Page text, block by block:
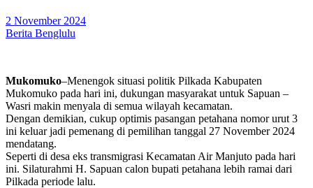
2 November 2024
Berita Benglulu
Mukomuko–Menengok situasi politik Pilkada Kabupaten
Mukomuko pada hari ini, dukungan masyarakat untuk Sapuan –
Wasri makin menyala di semua wilayah kecamatan.
Dengan demikian, cukup optimis pasangan petahana nomor urut 3
ini keluar jadi pemenang di pemilihan tanggal 27 November 2024
mendatang.
Seperti di desa eks transmigrasi Kecamatan Air Manjuto pada hari
ini. Silaturahmi H. Sapuan calon bupati petahana lebih ramai dari
Pilkada periode lalu.